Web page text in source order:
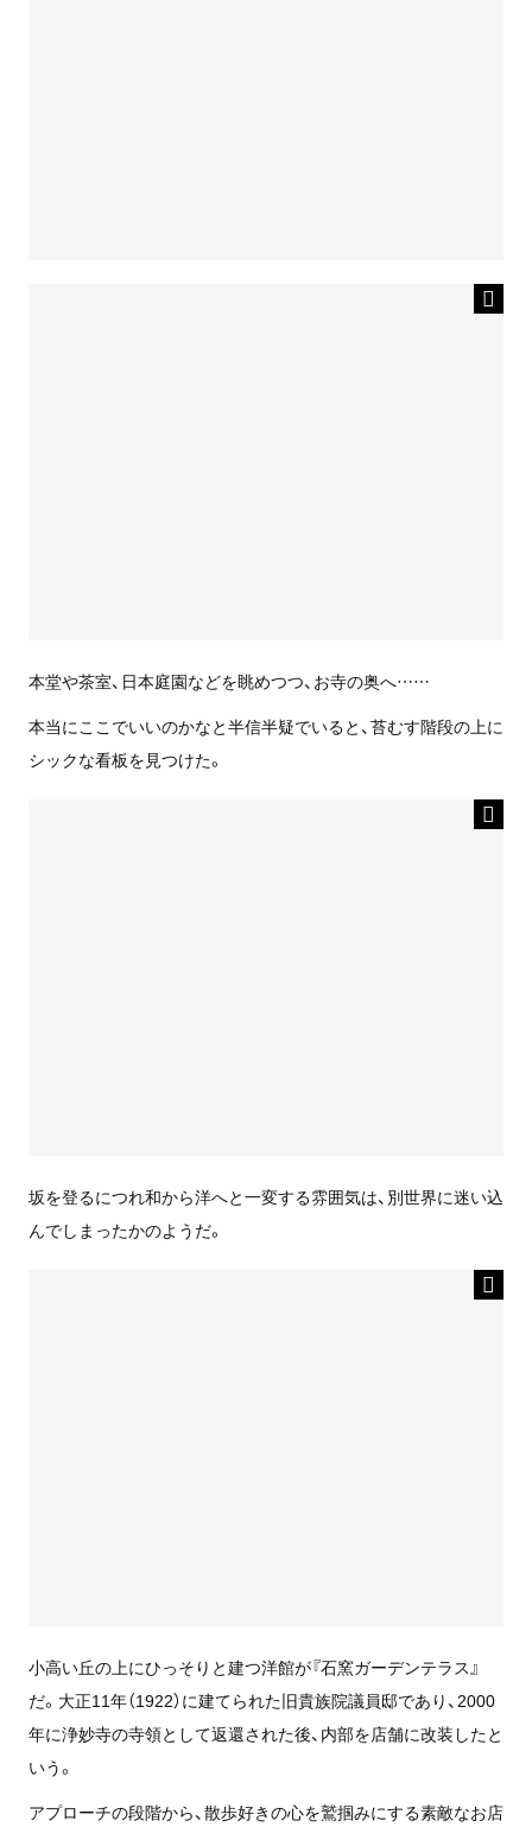
本堂や茶室、日本庭園などを眺めつつ、お寺の奥へ……
本当にここでいいのかなと半信半疑でいると、苔むす階段の上に
シックな看板を見つけた。
坂を登るにつれ和から洋へと一変する雰囲気は、別世界に迷い込
んでしまったかのようだ。
小高い丘の上にひっそりと建つ洋館が『石窯ガーデンテラス』
だ。大正11年（1922）に建てられた旧貴族院議員邸であり、2000
年に浄妙寺の寺領として返還された後、内部を店舗に改装したと
いう。
アプローチの段階から、散歩好きの心を鷲掴みにする素敵なお店